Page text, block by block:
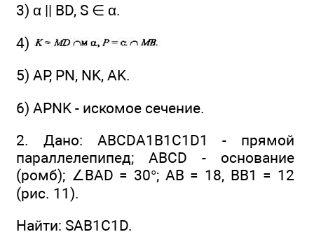
3) α || BD, S ∈ α.
4)
5) AP, PN, NK, AK.
6) APNK - искомое сечение.
2. Дано: ABCDA1B1C1D1 - прямой
параллелепипед; ABCD - основание
(ромб); ∠BAD = 30°; АВ = 18, ВВ1 = 12
(рис. 11).
Найти: SAB1C1D.